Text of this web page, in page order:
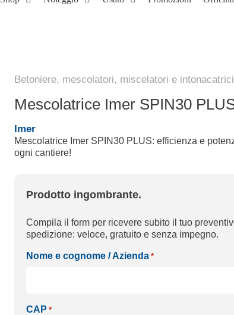
Betoniere, mescolatori, miscelatori e intonacatrici
Mescolatrice Imer SPIN30
Imer
Mescolatrice Imer SPIN30 PLUS: efficienza e
ogni cantiere!
Prodotto ingombrante.
Compila il form per ricevere subito il tuo
spedizione: veloce, gratuito e senza impegno.
Nome e cognome / Azienda *
CAP *